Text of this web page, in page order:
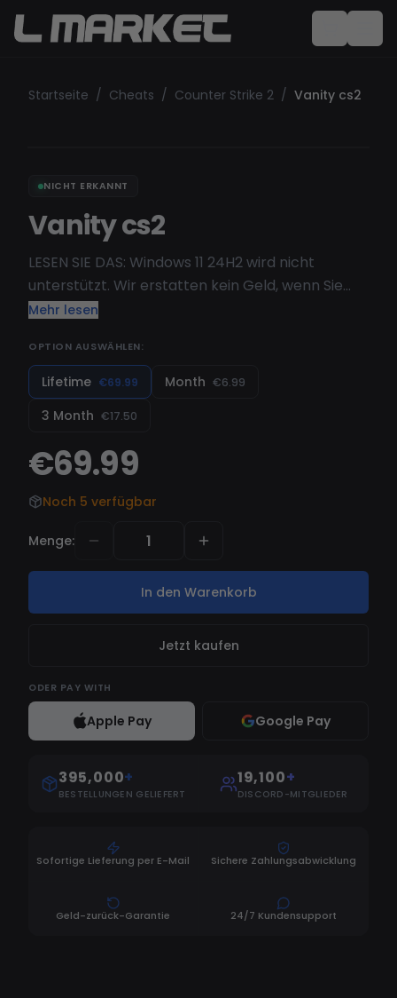
Startseite / Cheats / Counter Strike 2 / Vanity cs2
NICHT ERKANNT
Vanity cs2
LESEN SIE DAS: Windows 11 24H2 wird nicht
unterstützt. Wir erstatten kein Geld, wenn Sie
diese Version verwenden und sie nicht
ganz nach Ihren Wünschen, passen Sie die
Farben so an, wie Sie sie mögen, ändern Sie den
Bloom und vieles mehr. Klicken Sie HIER für
Funktionen.
Mehr lesen
OPTION AUSWÄHLEN:
Lifetime €69.99 Month €6.99
3 Month €17.50
€69.99
Noch 5 verfügbar
Menge:
In den Warenkorb
Jetzt kaufen
ODER PAY WITH
Apple Pay Google Pay
395,000+
BESTELLUNGEN GELIEFERT
19,100+
DISCORD-MITGLIEDER
Sofortige Lieferung per E-Mail Sichere Zahlungsabwicklung
Geld-zurück-Garantie 24/7 Kundensupport